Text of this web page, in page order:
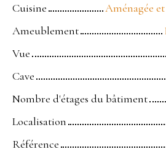
Cuisine
Aménagée
Ameublement
Vue
Cave
Nombre d'étages du bâtiment
Localisation
Référence